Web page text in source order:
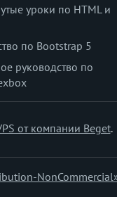
уроки по HTML и
по Bootstrap 5
руководство по
от компании Beget.